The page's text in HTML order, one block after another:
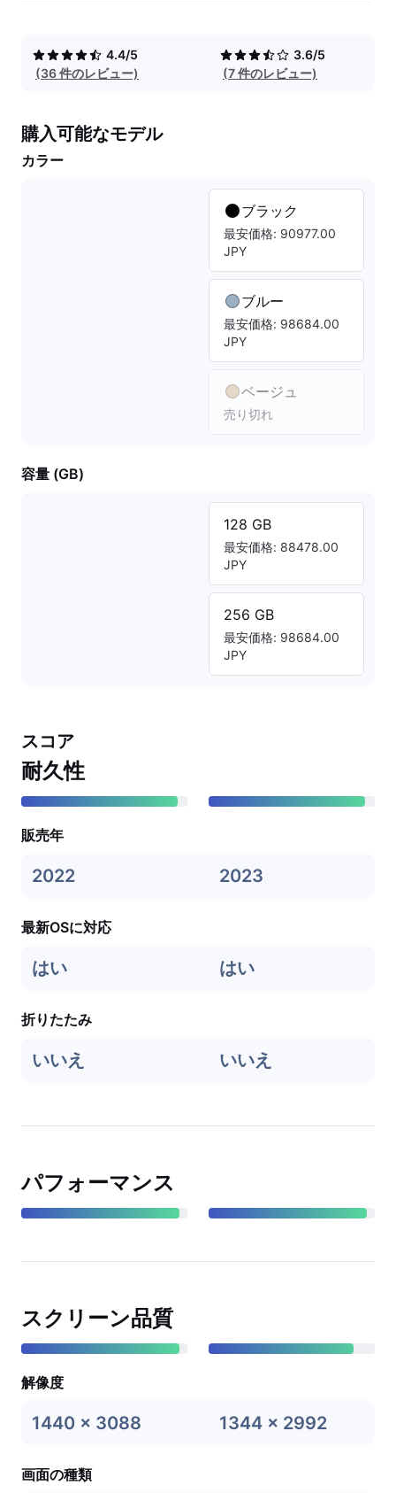
4.4/5
(36 件のレビュー)
3.6/5
(7 件のレビュー)
購入可能なモデル
カラー
ブラック
最安価格: 90977.00
JPY
ブルー
最安価格: 98684.00
JPY
ベージュ
売り切れ
容量 (GB)
128 GB
最安価格: 88478.00
JPY
256 GB
最安価格: 98684.00
JPY
スコア
耐久性
販売年
2022 2023
最新OSに対応
はい はい
折りたたみ
いいえ いいえ
パフォーマンス
スクリーン品質
解像度
1440 x 3088 1344 x 2992
画面の種類